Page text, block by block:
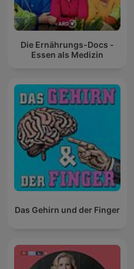
Die Ernährungs-Docs -
Essen als Medizin
Das Gehirn und der Finger